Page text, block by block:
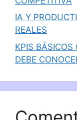
IA Y
REALES
KPIS BÁSICOS
DEBE